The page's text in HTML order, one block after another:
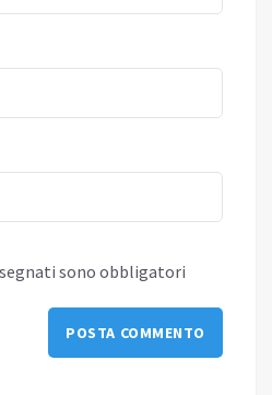
sono obbligatori